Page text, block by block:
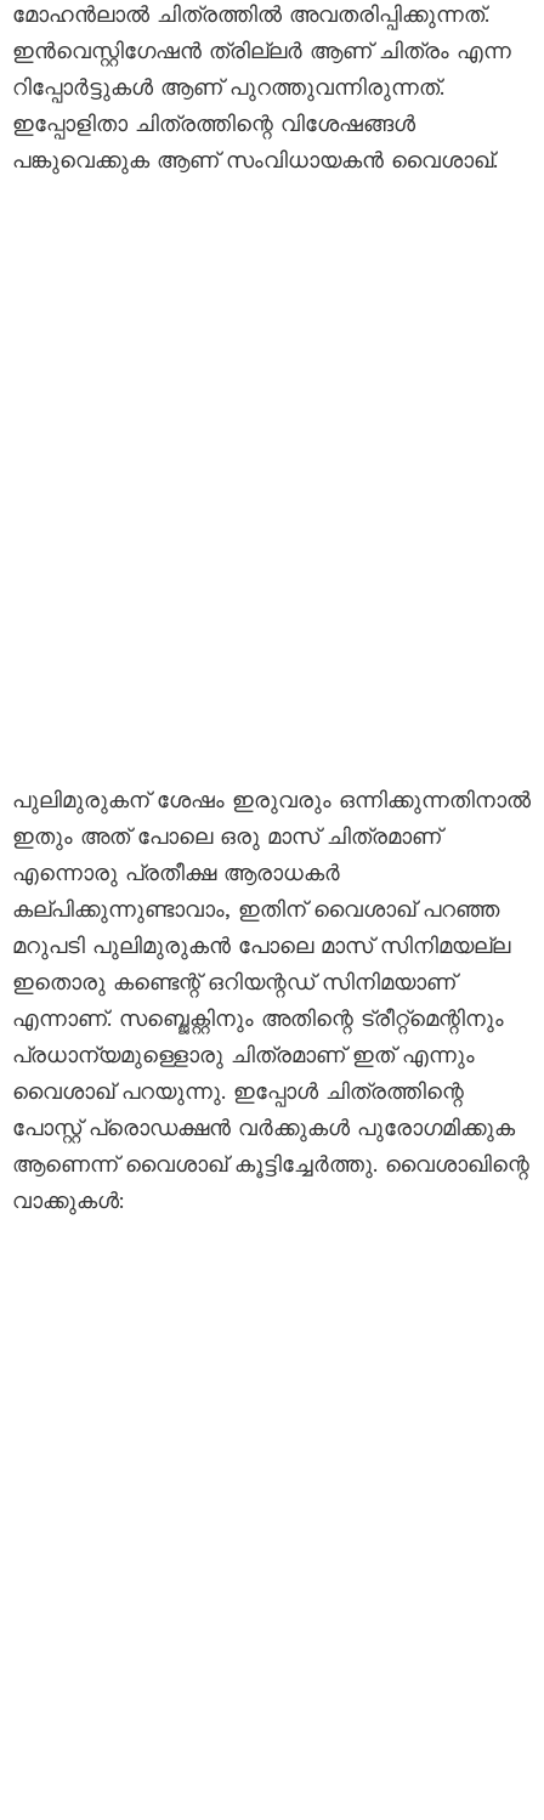
മോഹൻലാൽ ചിത്രത്തിൽ അവതരിപ്പിക്കുന്നത്.
ഇൻവെസ്റ്റിഗേഷൻ ത്രില്ലർ ആണ് ചിത്രം എന്ന
റിപ്പോർട്ടുകൾ ആണ് പുറത്തുവന്നിരുന്നത്.
ഇപ്പോളിതാ ചിത്രത്തിന്റെ വിശേഷങ്ങൾ
പങ്കുവെക്കുക ആണ് സംവിധായകൻ വൈശാഖ്.
പുലിമുരുകന് ശേഷം ഇരുവരും ഒന്നിക്കുന്നതിനാൽ
ഇതും അത് പോലെ ഒരു മാസ് ചിത്രമാണ്
എന്നൊരു പ്രതീക്ഷ ആരാധകർ
കല്പിക്കുന്നുണ്ടാവാം, ഇതിന് വൈശാഖ് പറഞ്ഞ
മറുപടി പുലിമുരുകൻ പോലെ മാസ് സിനിമയല്ല
ഇതൊരു കണ്ടെന്റ് ഒറിയന്റഡ് സിനിമയാണ്
എന്നാണ്. സബ്ജെക്റ്റിനും അതിന്റെ ട്രീറ്റ്‌മെന്റിനും
പ്രധാന്യമുള്ളൊരു ചിത്രമാണ് ഇത് എന്നും
വൈശാഖ് പറയുന്നു. ഇപ്പോൾ ചിത്രത്തിന്റെ
പോസ്റ്റ് പ്രൊഡക്ഷൻ വർക്കുകൾ പുരോഗമിക്കുക
ആണെന്ന് വൈശാഖ് കൂട്ടിച്ചേർത്തു. വൈശാഖിന്റെ
വാക്കുകൾ: